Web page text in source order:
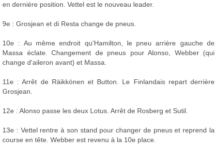
en dernière position. Vettel est le nouveau leader.
9e : Grosjean et di Resta change de pneus.
10e : Au même endroit qu'Hamilton, le pneu arrière gauche de
Massa éclate. Changement de pneus pour Alonso, Webber (qui
change d'aileron avant) et Massa.
11e : Arrêt de Räikkönen et Button. Le Finlandais repart derrière
Grosjean.
12e : Alonso passe les deux Lotus. Arrêt de Rosberg et Sutil.
13e : Vettel rentre à son stand pour changer de pneus et reprend la
course en tête. Webber est revenu à la 10e place.